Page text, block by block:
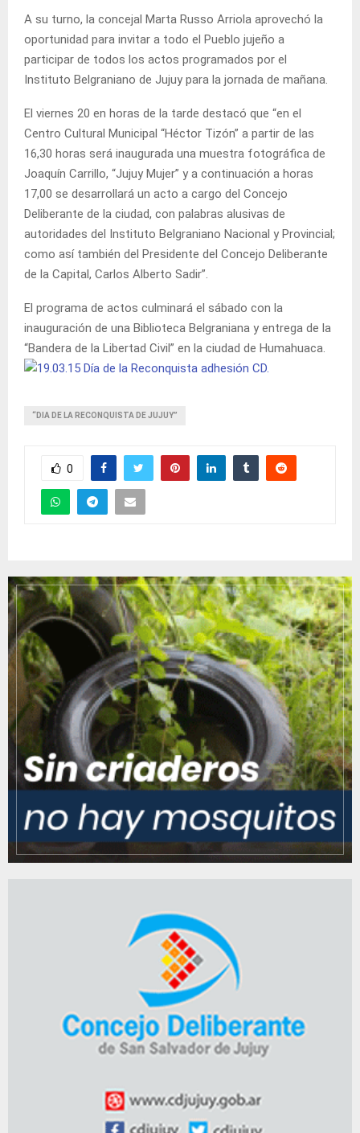
A su turno, la concejal Marta Russo Arriola aprovechó la
oportunidad para invitar a todo el Pueblo jujeño a
participar de todos los actos programados por el
Instituto Belgraniano de Jujuy para la jornada de mañana.
El viernes 20 en horas de la tarde destacó que “en el
Centro Cultural Municipal “Héctor Tizón” a partir de las
16,30 horas será inaugurada una muestra fotográfica de
Joaquín Carrillo, “Jujuy Mujer” y a continuación a horas
17,00 se desarrollará un acto a cargo del Concejo
Deliberante de la ciudad, con palabras alusivas de
autoridades del Instituto Belgraniano Nacional y Provincial;
como así también del Presidente del Concejo Deliberante
de la Capital, Carlos Alberto Sadir”.
El programa de actos culminará el sábado con la
inauguración de una Biblioteca Belgraniana y entrega de la
“Bandera de la Libertad Civil” en la ciudad de Humahuaca.
“DIA DE LA RECONQUISTA DE JUJUY”
0